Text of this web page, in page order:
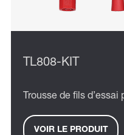
TL808-KIT
Trousse de fils
VOIR LE PRODUIT